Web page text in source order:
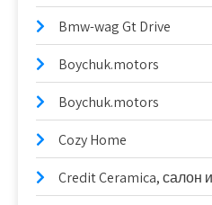
Bmw-wag Gt Drive
Boychuk.motors
Boychuk.motors
Cozy Home
Credit Ceramica, салон